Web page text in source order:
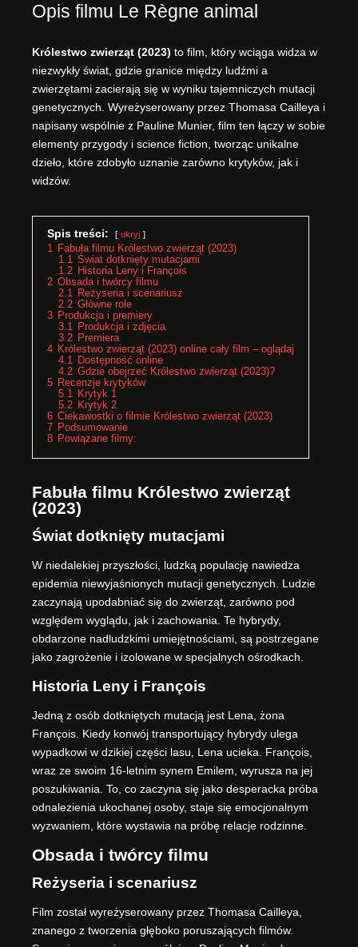
Opis filmu Le Règne animal
Królestwo zwierząt (2023) to film, który wciąga widza w
niezwykły świat, gdzie granice między ludźmi a
zwierzętami zacierają się w wyniku tajemniczych mutacji
genetycznych. Wyreżyserowany przez Thomasa Cailleya i
napisany wspólnie z Pauline Munier, film ten łączy w sobie
elementy przygody i science fiction, tworząc unikalne
dzieło, które zdobyło uznanie zarówno krytyków, jak i
widzów.
Spis treści: ukryj
1 Fabuła filmu Królestwo zwierząt (2023)
1.1 Świat dotknięty mutacjami
1.2 Historia Leny i François
2 Obsada i twórcy filmu
2.1 Reżyseria i scenariusz
2.2 Główne role
3 Produkcja i premiery
3.1 Produkcja i zdjęcia
3.2 Premiera
4 Królestwo zwierząt (2023) online cały film – oglądaj
4.1 Dostępność online
4.2 Gdzie obejrzeć Królestwo zwierząt (2023)?
5 Recenzje krytyków
5.1 Krytyk 1
5.2 Krytyk 2
6 Ciekawostki o filmie Królestwo zwierząt (2023)
7 Podsumowanie
8 Powiązane filmy:
Fabuła filmu Królestwo zwierząt
(2023)
Świat dotknięty mutacjami
W niedalekiej przyszłości, ludzką populację nawiedza
epidemia niewyjaśnionych mutacji genetycznych. Ludzie
zaczynają upodabniać się do zwierząt, zarówno pod
względem wyglądu, jak i zachowania. Te hybrydy,
obdarzone nadludzkimi umiejętnościami, są postrzegane
jako zagrożenie i izolowane w specjalnych ośrodkach.
Historia Leny i François
Jedną z osób dotkniętych mutacją jest Lena, żona
François. Kiedy konwój transportujący hybrydy ulega
wypadkowi w dzikiej części lasu, Lena ucieka. François,
wraz ze swoim 16-letnim synem Emilem, wyrusza na jej
poszukiwania. To, co zaczyna się jako desperacka próba
odnalezienia ukochanej osoby, staje się emocjonalnym
wyzwaniem, które wystawia na próbę relacje rodzinne.
Obsada i twórcy filmu
Reżyseria i scenariusz
Film został wyreżyserowany przez Thomasa Cailleya,
znanego z tworzenia głęboko poruszających filmów.